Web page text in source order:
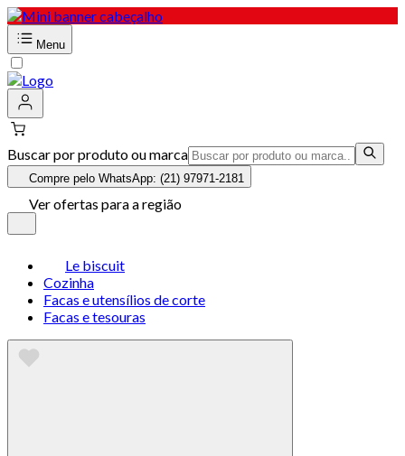
Menu
Buscar por produto ou marca
Compre pelo WhatsApp: (21) 97971-2181
Ver ofertas para a região
Le biscuit
Cozinha
Facas e utensílios de corte
Facas e tesouras